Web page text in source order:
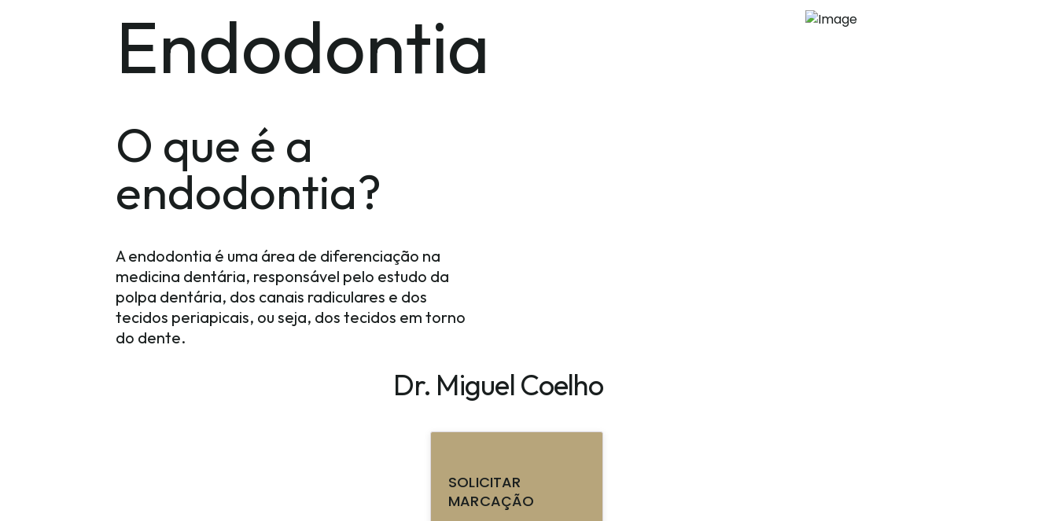
Endodontia
O que é a
endodontia?
A endodontia é uma área de diferenciação na
medicina dentária, responsável pelo estudo da
polpa dentária, dos canais radiculares e dos
tecidos periapicais, ou seja, dos tecidos em torno
do dente.
Dr. Miguel Coelho
SOLICITAR
MARCAÇÃO